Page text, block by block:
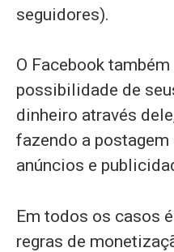
seguidores).
O Facebook
possibilidade de
dinheiro através
fazendo a
anúncios e
Em todos os casos
regras de